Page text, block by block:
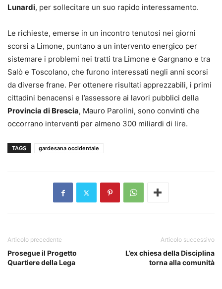
Lunardi, per sollecitare un suo rapido interessamento.
Le richieste, emerse in un incontro tenutosi nei giorni
scorsi a Limone, puntano a un intervento energico per
sistemare i problemi nei tratti tra Limone e Gargnano e tra
Salò e Toscolano, che furono interessati negli anni scorsi
da diverse frane. Per ottenere risultati apprezzabili, i primi
cittadini benacensi e l’assessore ai lavori pubblici della
Provincia di Brescia, Mauro Parolini, sono convinti che
occorrano interventi per almeno 300 miliardi di lire.
TAGS gardesana occidentale
Articolo precedente
Prosegue il Progetto
Quartiere della Lega
Articolo successivo
L’ex chiesa della Disciplina
torna alla comunità